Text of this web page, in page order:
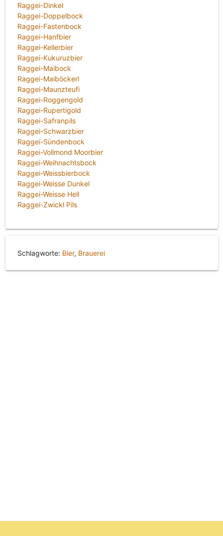
Raggei-Dinkel
Raggei-Doppelbock
Raggei-Fastenbock
Raggei-Hanfbier
Raggei-Kellerbier
Raggei-Kukuruzbier
Raggei-Maibock
Raggei-Maiböckerl
Raggei-Maunzteufi
Raggei-Roggengold
Raggei-Rupertigold
Raggei-Safranpils
Raggei-Schwarzbier
Raggei-Sündenbock
Raggei-Vollmond Moorbier
Raggei-Weihnachtsbock
Raggei-Weissbierbock
Raggei-Weisse Dunkel
Raggei-Weisse Hell
Raggei-Zwickl Pils
Schlagworte: Bier, Brauerei